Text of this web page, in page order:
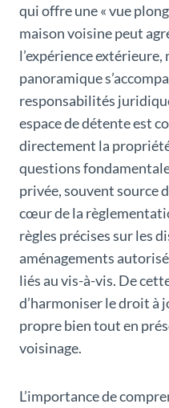
qui offre une « vue
maison voisine peut
l’expérience
panoramique
responsabilités
espace de détente est
directement la
questions
privée, souvent source
cœur de la
règles précises sur les
aménagements
liés au vis-à-vis. De
d’harmoniser le droit à
propre bien tout en
voisinage.
L’importance de